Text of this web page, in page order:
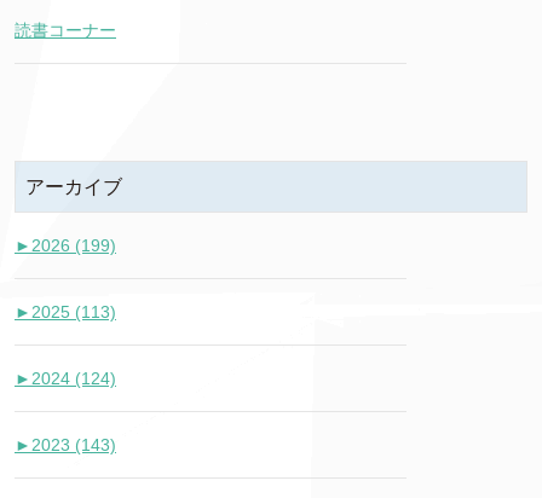
読書コーナー
アーカイブ
► 2026 (199)
► 2025 (113)
► 2024 (124)
► 2023 (143)